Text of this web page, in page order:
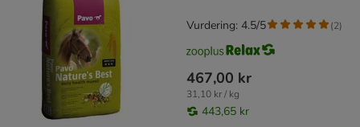
467,00 kr
31,10 kr / kg
443,65 kr
Vurdering: 4.5/5 (2)